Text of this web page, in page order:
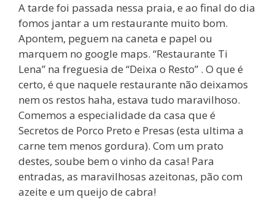
A tarde foi passada nessa praia, e ao final do dia
fomos jantar a um restaurante muito bom.
Apontem, peguem na caneta e papel ou
marquem no google maps. “Restaurante Ti
Lena” na freguesia de “Deixa o Resto” . O que é
certo, é que naquele restaurante não deixamos
nem os restos haha, estava tudo maravilhoso.
Comemos a especialidade da casa que é
Secretos de Porco Preto e Presas (esta ultima a
carne tem menos gordura). Com um prato
destes, soube bem o vinho da casa! Para
entradas, as maravilhosas azeitonas, pão com
azeite e um queijo de cabra!